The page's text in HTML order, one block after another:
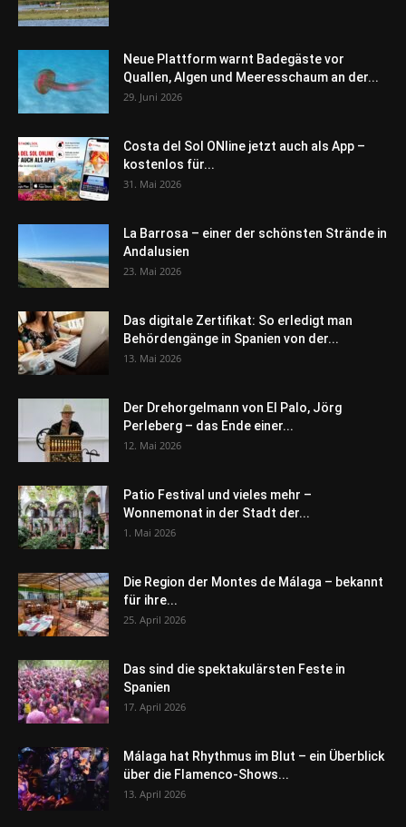
Neue Plattform warnt Badegäste vor
Quallen, Algen und Meeresschaum an der...
29. Juni 2026
Costa del Sol ONline jetzt auch als App –
kostenlos für...
31. Mai 2026
La Barrosa – einer der schönsten Strände in
Andalusien
23. Mai 2026
Das digitale Zertifikat: So erledigt man
Behördengänge in Spanien von der...
13. Mai 2026
Der Drehorgelmann von El Palo, Jörg
Perleberg – das Ende einer...
12. Mai 2026
Patio Festival und vieles mehr –
Wonnemonat in der Stadt der...
1. Mai 2026
Die Region der Montes de Málaga – bekannt
für ihre...
25. April 2026
Das sind die spektakulärsten Feste in
Spanien
17. April 2026
Málaga hat Rhythmus im Blut – ein Überblick
über die Flamenco-Shows...
13. April 2026